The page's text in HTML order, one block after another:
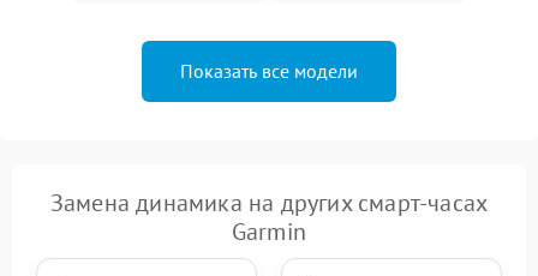
Показать все модели
Замена динамика на других смарт-часах
Garmin